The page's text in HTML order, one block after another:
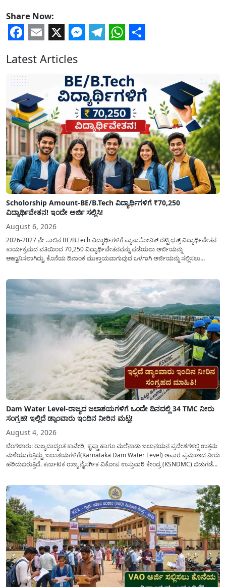
Share Now:
Latest Articles
Scholorship Amount-BE/B.Tech ವಿದ್ಯಾರ್ಥಿಗಳಿಗೆ ₹70,250
ವಿದ್ಯಾರ್ಥಿವೇತನ! ಇಂದೇ ಅರ್ಜಿ ಸಲ್ಲಿಸಿ!
August 6, 2026
2026-2027 ನೇ ಸಾಲಿನ BE/B.Tech ವಿದ್ಯಾರ್ಥಿಗಳಿಗೆ ಪ್ಯಾನಾಸೋನಿಕ್ ರಟ್ಟಿ ಛತ್ರ್ ವಿದ್ಯಾರ್ಥಿವೇತನ
ಕಾರ್ಯಕ್ರಮದ ವತಿಯಿಂದ 70,250 ವಿದ್ಯಾರ್ಥಿವೇತನವನ್ನು ಪಡೆಯಲು ಅರ್ಜಿಯನ್ನು
ಆಹ್ವಾನಿಸಲಾಗಿದ್ದು, ಕೊನೆಯ ದಿನಾಂಕ ಮುಕ್ತಾಯವಾಗುವುದ ಒಳಗಾಗಿ ಅರ್ಜಿಯನ್ನು ಸಲ್ಲಿಸಲು
ಜಾರಿಗೆ...
Dam Water Level-ರಾಜ್ಯದ ಜಲಾಶಯಗಳಿಗೆ ಒಂದೇ ದಿನದಲ್ಲಿ 34 TMC ನೀರು
ಸಂಗ್ರಹ! ಇಲ್ಲಿದೆ ಡ್ಯಾಂವಾರು ಇಂದಿನ ನೀರಿನ ಮಟ್ಟ!
August 4, 2026
ಬೆಂಗಳೂರು: ರಾಜ್ಯದಾದ್ಯಂತ ಕಾವೇರಿ, ಕೃಷ್ಣಾ ಹಾಗೂ ಮಲೆನಾಡು ಜಲಾನಯನ ಪ್ರದೇಶಗಳಲ್ಲಿ ಉತ್ತಮ
ಮಳೆಯಾಗುತ್ತಿದ್ದು, ಜಲಾಶಯಗಳಿಗೆ(Karnataka Dam Water Level) ಅಪಾರ ಪ್ರಮಾಣದ ನೀರು
ಹರಿದುಬರುತ್ತಿದೆ. ಕರ್ನಾಟಕ ರಾಜ್ಯ ನೈಸರ್ಗಿಕ ವಿಕೋಪ ಉಸ್ತುವಾರಿ ಕೇಂದ್ರ (KSNDMC) ಬಿಡುಗಡೆ